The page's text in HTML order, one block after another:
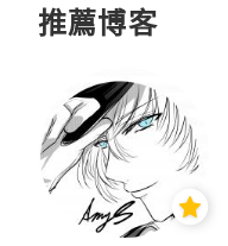
推薦博客